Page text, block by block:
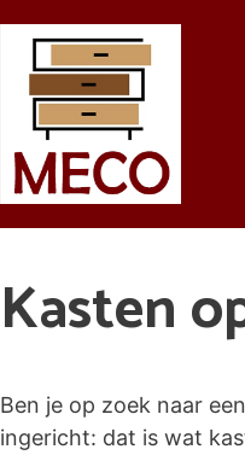
Kasten
Ben je op zoek naar
ingericht: dat is wat